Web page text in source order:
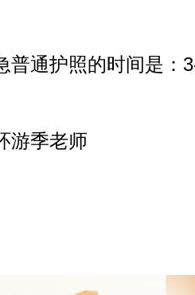
普通护照的时间是：
游季老师